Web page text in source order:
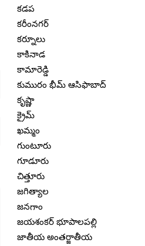
కడప
కరీంనగర్
కర్నూలు
కాకినాడ
కామారెడ్డి
కుమురం భీమ్ ఆసిఫాబాద్
కృష్ణా
క్రైమ్
ఖమ్మం
గుంటూరు
గూడూరు
చిత్తూరు
జగిత్యాల
జనగాం
జయశంకర్ భూపాలపల్లి
జాతీయ అంతర్జాతీయ